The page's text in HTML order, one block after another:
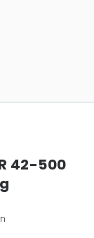
42-500